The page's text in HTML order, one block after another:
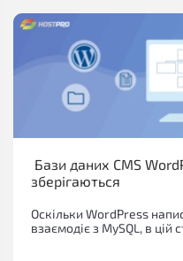
Бази даних CMS
зберігаються
Оскільки WordPress
взаємодіє з MySQL, в цій